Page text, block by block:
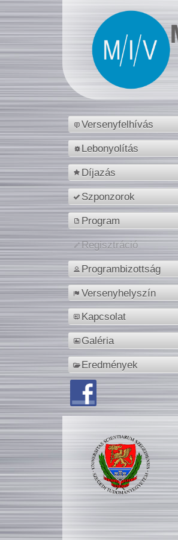
Versenyfelhívás
Lebonyolítás
Díjazás
Szponzorok
Program
Regisztráció
Programbizottság
Versenyhelyszín
Kapcsolat
Galéria
Eredmények